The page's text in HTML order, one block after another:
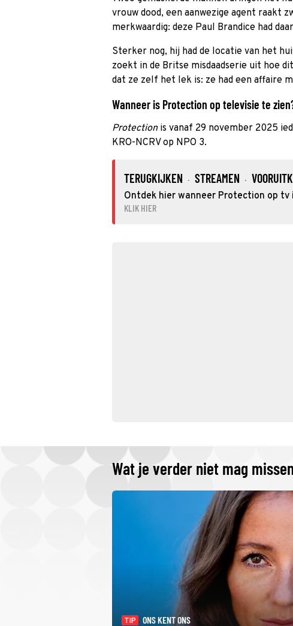
vrouw dood, een aanwezige agent raakt
merkwaardig: deze Paul Brandice had
Sterker nog, hij had de locatie van het
zoekt in de Britse misdaadserie uit hoe
dat ze zelf het lek is: ze had een affaire
Wanneer is Protection op televisie te
Protection is vanaf 29 november 2025
KRO-NCRV op NPO 3.
TERUGKIJKEN · STREAMEN ·
Ontdek hier wanneer Protection op
KLIK HIER
Wat je verder niet mag
TIP
ONS KENT ONS